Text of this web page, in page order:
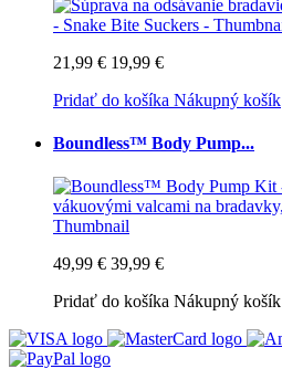
21,99 € 19,99 €
Pridať do košíka Nákupný košík
Boundless™ Body Pump...
49,99 € 39,99 €
Pridať do košíka Nákupný košík